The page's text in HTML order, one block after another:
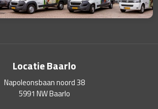
Locatie Baarlo
Napoleonsbaan noord 38
5991 NW Baarlo